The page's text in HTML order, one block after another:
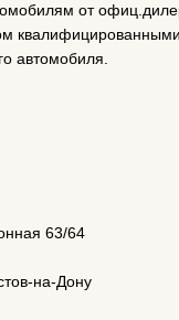
от
автомобиля.
63/64
на-Дону